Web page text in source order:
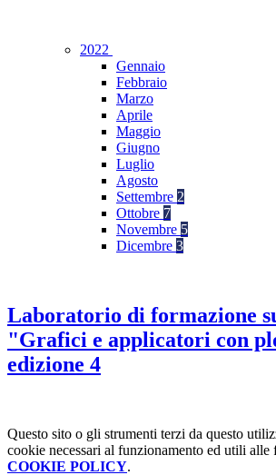
2022
Gennaio
Febbraio
Marzo
Aprile
Maggio
Giugno
Luglio
Agosto
Settembre 2
Ottobre 7
Novembre 5
Dicembre 3
Laboratorio di formazione
"Grafici e applicatori con
edizione 4
Questo sito o gli strumenti terzi da questo
cookie necessari al funzionamento ed utili alle
COOKIE POLICY.